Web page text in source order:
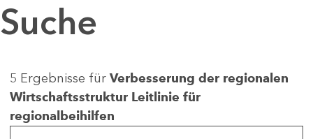
Suche
5 Ergebnisse für Verbesserung der regionalen
Wirtschaftsstruktur Leitlinie für
regionalbeihilfen